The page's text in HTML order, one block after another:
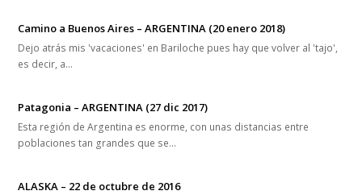
Camino a Buenos Aires – ARGENTINA (20 enero 2018)
Dejo atrás mis 'vacaciones' en Bariloche pues hay que volver al 'tajo',
es decir, a…
Patagonia – ARGENTINA (27 dic 2017)
Esta región de Argentina es enorme, con unas distancias entre
poblaciones tan grandes que se…
ALASKA – 22 de octubre de 2016